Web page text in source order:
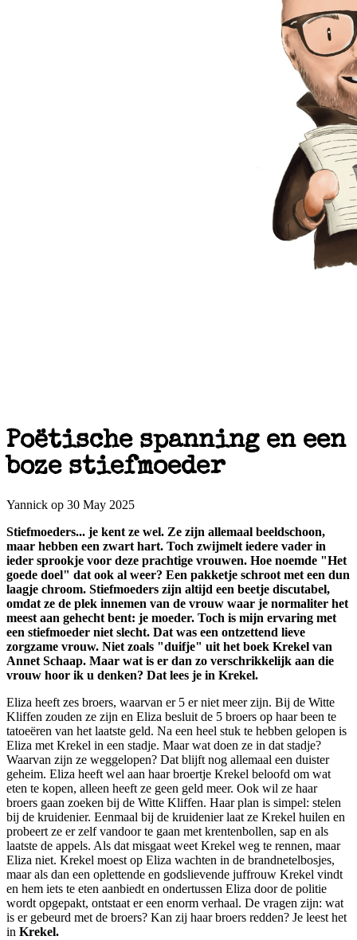
Poëtische spanning en een
boze stiefmoeder
Yannick op 30 May 2025
Stiefmoeders... je kent ze wel. Ze zijn allemaal beeldschoon,
maar hebben een zwart hart. Toch zwijmelt iedere vader in
ieder sprookje voor deze prachtige vrouwen. Hoe noemde "Het
goede doel" dat ook al weer? Een pakketje schroot met een dun
laagje chroom. Stiefmoeders zijn altijd een beetje discutabel,
omdat ze de plek innemen van de vrouw waar je normaliter het
meest aan gehecht bent: je moeder. Toch is mijn ervaring met
een stiefmoeder niet slecht. Dat was een ontzettend lieve
zorgzame vrouw. Niet zoals "duifje" uit het boek Krekel van
Annet Schaap. Maar wat is er dan zo verschrikkelijk aan die
vrouw hoor ik u denken? Dat lees je in Krekel.
Eliza heeft zes broers, waarvan er 5 er niet meer zijn. Bij de Witte
Kliffen zouden ze zijn en Eliza besluit de 5 broers op haar been te
tatoeëren van het laatste geld. Na een heel stuk te hebben gelopen is
Eliza met Krekel in een stadje. Maar wat doen ze in dat stadje?
Waarvan zijn ze weggelopen? Dat blijft nog allemaal een duister
geheim. Eliza heeft wel aan haar broertje Krekel beloofd om wat
eten te kopen, alleen heeft ze geen geld meer. Ook wil ze haar
broers gaan zoeken bij de Witte Kliffen. Haar plan is simpel: stelen
bij de kruidenier. Eenmaal bij de kruidenier laat ze Krekel huilen en
probeert ze er zelf vandoor te gaan met krentenbollen, sap en als
laatste de appels. Als dat misgaat weet Krekel weg te rennen, maar
Eliza niet. Krekel moest op Eliza wachten in de brandnetelbosjes,
maar als dan een oplettende en godslievende juffrouw Krekel vindt
en hem iets te eten aanbiedt en ondertussen Eliza door de politie
wordt opgepakt, ontstaat er een enorm verhaal. De vragen zijn: wat
is er gebeurd met de broers? Kan zij haar broers redden? Je leest het
in Krekel.